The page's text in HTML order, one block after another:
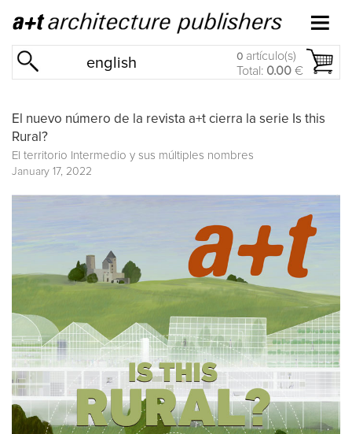
english 0 artículo(s)
Total: 0.00 €
El nuevo número de la revista a+t cierra la serie Is this
Rural?
El territorio Intermedio y sus múltiples nombres
January 17, 2022